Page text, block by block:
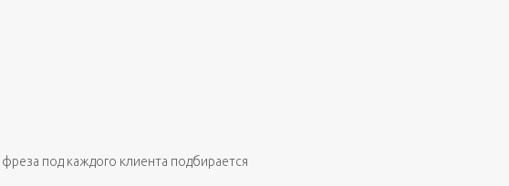
под каждого клиента подбирается